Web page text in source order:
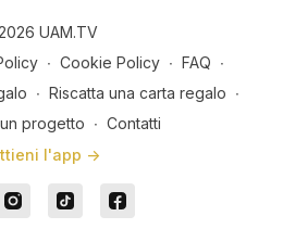
UAM.TV
∙ Cookie Policy ∙ FAQ ∙
∙ Riscatta una carta regalo ∙
progetto ∙ Contatti
l'app ->